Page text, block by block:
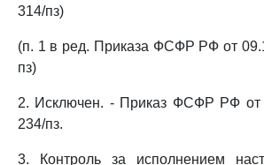
314/пз)
(п. 1 в ред. Приказа ФСФР РФ от
пз)
2. Исключен. - Приказ ФСФР РФ от
234/пз.
3. Контроль за исполнением